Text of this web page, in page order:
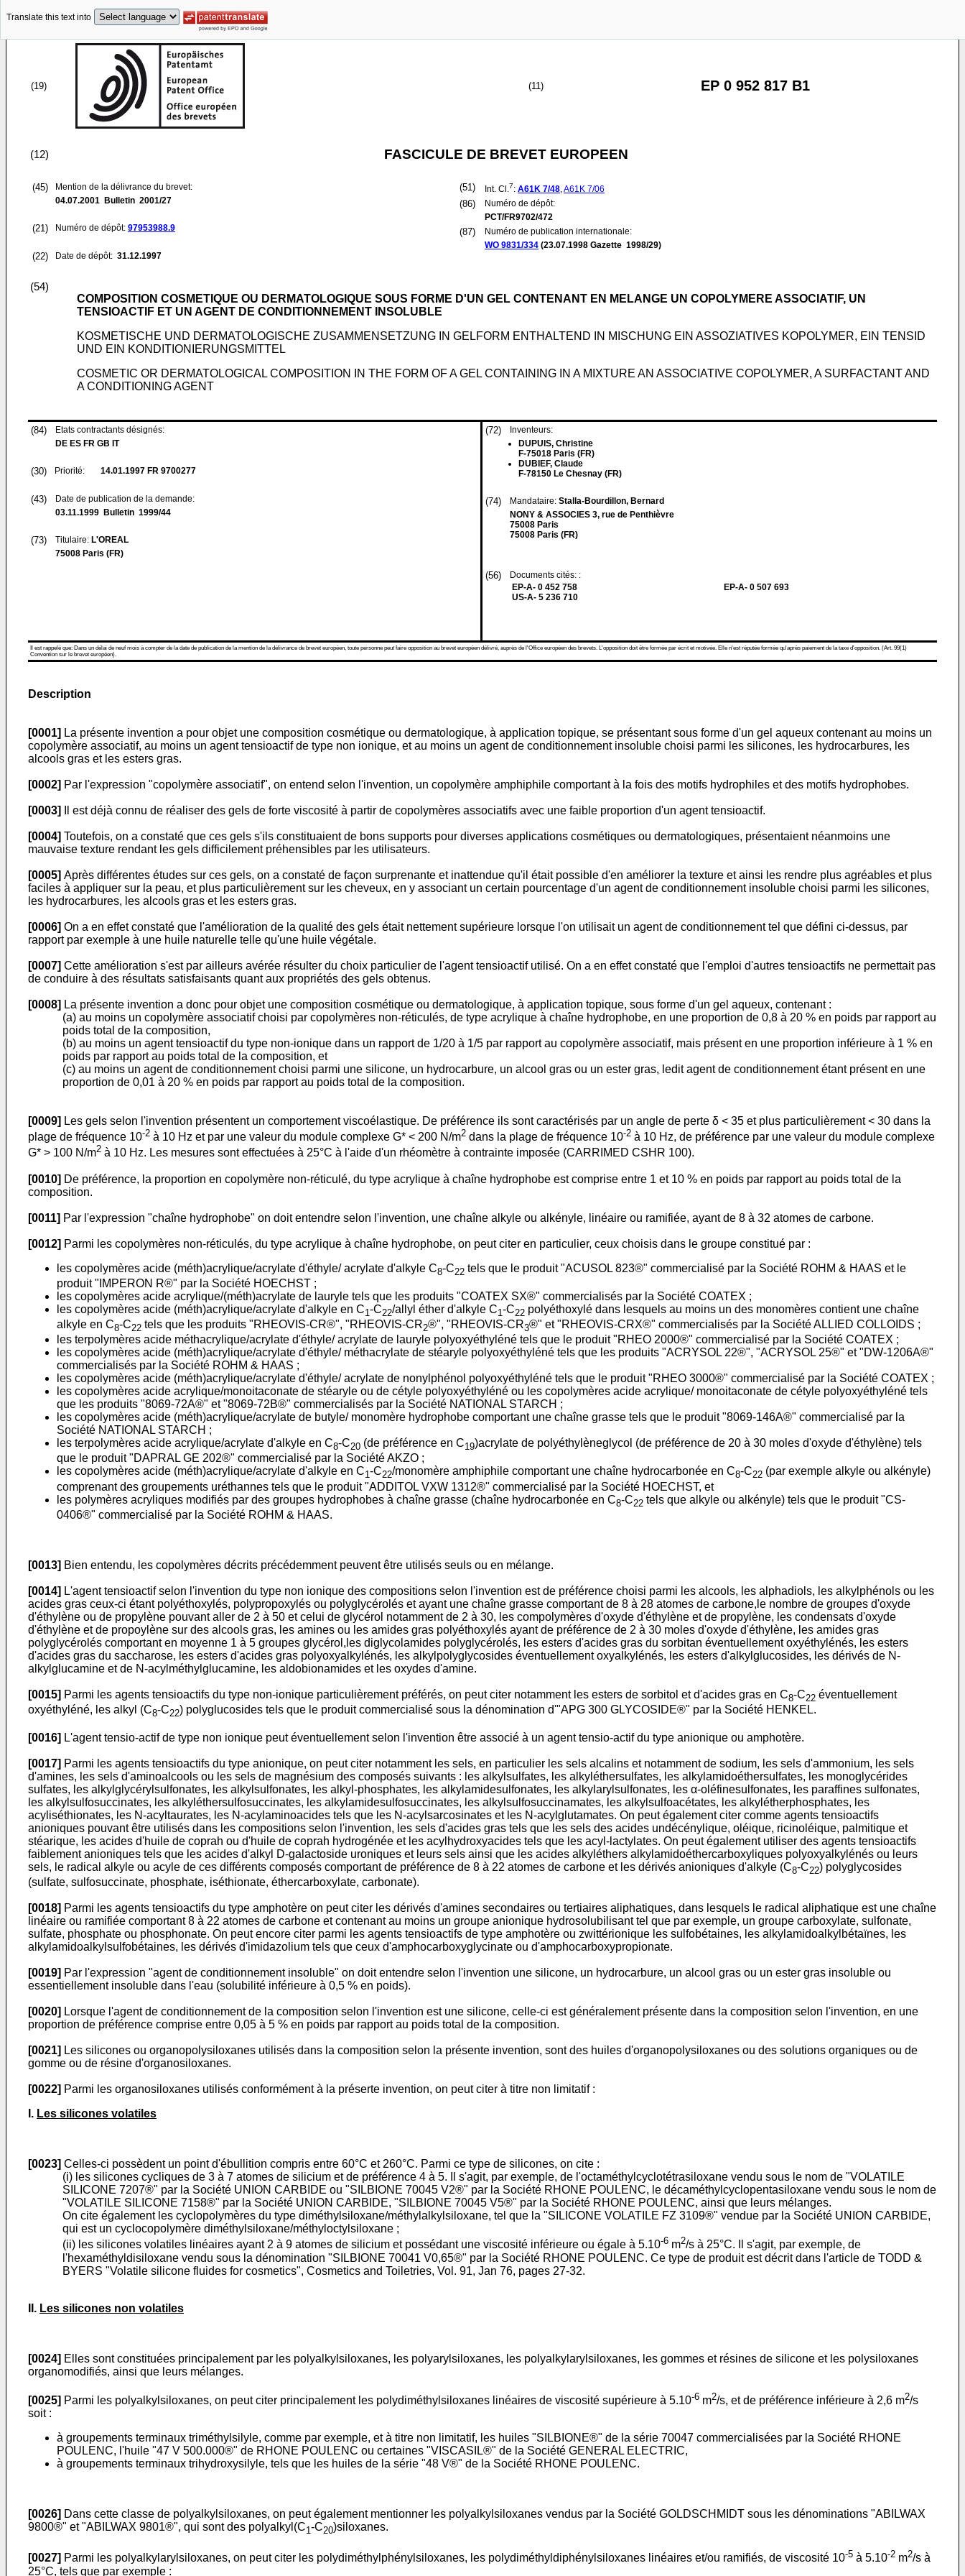
Translate this text into
(19) (11) EP 0 952 817 B1
(12) FASCICULE DE BREVET EUROPEEN
(45)
Mention de la délivrance du brevet:
04.07.2001 Bulletin 2001/27
(21) Numéro de dépôt: 97953988.9
(22) Date de dépôt: 31.12.1997
(51) Int. Cl.7: A61K 7/48,A61K 7/06
(86)
Numéro de dépôt:
PCT/FR9702/472
(87)
Numéro de publication internationale:
WO 9831/334 (23.07.1998 Gazette 1998/29)
(54)
COMPOSITION COSMETIQUE OU DERMATOLOGIQUE SOUS FORME D'UN GEL CONTENANT EN MELANGE UN COPOLYMERE ASSOCIATIF, UN
TENSIOACTIF ET UN AGENT DE CONDITIONNEMENT INSOLUBLE
KOSMETISCHE UND DERMATOLOGISCHE ZUSAMMENSETZUNG IN GELFORM ENTHALTEND IN MISCHUNG EIN ASSOZIATIVES KOPOLYMER, EIN TENSID
UND EIN KONDITIONIERUNGSMITTEL
COSMETIC OR DERMATOLOGICAL COMPOSITION IN THE FORM OF A GEL CONTAINING IN A MIXTURE AN ASSOCIATIVE COPOLYMER, A SURFACTANT AND
A CONDITIONING AGENT
(84)
Etats contractants désignés:
DE ES FR GB IT
(30) Priorité: 14.01.1997 FR 9700277
(43)
Date de publication de la demande:
03.11.1999 Bulletin 1999/44
(73) Titulaire: L'OREAL
75008 Paris (FR)
(72)
Inventeurs:
DUPUIS, Christine
F-75018 Paris (FR)
DUBIEF, Claude
F-78150 Le Chesnay (FR)
(74) Mandataire: Stalla-Bourdillon, Bernard
NONY & ASSOCIES 3, rue de Penthièvre
75008 Paris
75008 Paris (FR)
(56)
Documents cités: :
EP-A- 0 452 758
US-A- 5 236 710
EP-A- 0 507 693
Il est rappelé que: Dans un délai de neuf mois à compter de la date de publication de la mention de la délivrance de brevet européen, toute personne peut faire opposition au brevet européen délivré, auprès de l'Office européen des brevets. L'opposition doit être formée par écrit et motivée. Elle n'est réputée formée qu'après paiement de la taxe d'opposition. (Art. 99(1)
Convention sur le brevet européen).
Description
[0001] La présente invention a pour objet une composition cosmétique ou dermatologique, à application topique, se présentant sous forme d'un gel aqueux contenant au moins un
copolymère associatif, au moins un agent tensioactif de type non ionique, et au moins un agent de conditionnement insoluble choisi parmi les silicones, les hydrocarbures, les
alcools gras et les esters gras.
[0002] Par l'expression "copolymère associatif", on entend selon l'invention, un copolymère amphiphile comportant à la fois des motifs hydrophiles et des motifs hydrophobes.
[0003] Il est déjà connu de réaliser des gels de forte viscosité à partir de copolymères associatifs avec une faible proportion d'un agent tensioactif.
[0004] Toutefois, on a constaté que ces gels s'ils constituaient de bons supports pour diverses applications cosmétiques ou dermatologiques, présentaient néanmoins une
mauvaise texture rendant les gels difficilement préhensibles par les utilisateurs.
[0005] Après différentes études sur ces gels, on a constaté de façon surprenante et inattendue qu'il était possible d'en améliorer la texture et ainsi les rendre plus agréables et plus
faciles à appliquer sur la peau, et plus particulièrement sur les cheveux, en y associant un certain pourcentage d'un agent de conditionnement insoluble choisi parmi les silicones,
les hydrocarbures, les alcools gras et les esters gras.
[0006] On a en effet constaté que l'amélioration de la qualité des gels était nettement supérieure lorsque l'on utilisait un agent de conditionnement tel que défini ci-dessus, par
rapport par exemple à une huile naturelle telle qu'une huile végétale.
[0007] Cette amélioration s'est par ailleurs avérée résulter du choix particulier de l'agent tensioactif utilisé. On a en effet constaté que l'emploi d'autres tensioactifs ne permettait pas
de conduire à des résultats satisfaisants quant aux propriétés des gels obtenus.
[0008] La présente invention a donc pour objet une composition cosmétique ou dermatologique, à application topique, sous forme d'un gel aqueux, contenant :
(a) au moins un copolymère associatif choisi par copolymères non-réticulés, de type acrylique à chaîne hydrophobe, en une proportion de 0,8 à 20 % en poids par rapport au
poids total de la composition,
(b) au moins un agent tensioactif du type non-ionique dans un rapport de 1/20 à 1/5 par rapport au copolymère associatif, mais présent en une proportion inférieure à 1 % en
poids par rapport au poids total de la composition, et
(c) au moins un agent de conditionnement choisi parmi une silicone, un hydrocarbure, un alcool gras ou un ester gras, ledit agent de conditionnement étant présent en une
proportion de 0,01 à 20 % en poids par rapport au poids total de la composition.
[0009] Les gels selon l'invention présentent un comportement viscoélastique. De préférence ils sont caractérisés par un angle de perte δ < 35 et plus particulièrement < 30 dans la
plage de fréquence 10-2 à 10 Hz et par une valeur du module complexe G* < 200 N/m2 dans la plage de fréquence 10-2 à 10 Hz, de préférence par une valeur du module complexe
G* > 100 N/m2 à 10 Hz. Les mesures sont effectuées à 25°C à l'aide d'un rhéomètre à contrainte imposée (CARRIMED CSHR 100).
[0010] De préférence, la proportion en copolymère non-réticulé, du type acrylique à chaîne hydrophobe est comprise entre 1 et 10 % en poids par rapport au poids total de la
composition.
[0011] Par l'expression "chaîne hydrophobe" on doit entendre selon l'invention, une chaîne alkyle ou alkényle, linéaire ou ramifiée, ayant de 8 à 32 atomes de carbone.
[0012] Parmi les copolymères non-réticulés, du type acrylique à chaîne hydrophobe, on peut citer en particulier, ceux choisis dans le groupe constitué par :
les copolymères acide (méth)acrylique/acrylate d'éthyle/ acrylate d'alkyle C8-C22 tels que le produit "ACUSOL 823®" commercialisé par la Société ROHM & HAAS et le
produit "IMPERON R®" par la Société HOECHST ;
les copolymères acide acrylique/(méth)acrylate de lauryle tels que les produits "COATEX SX®" commercialisés par la Société COATEX ;
les copolymères acide (méth)acrylique/acrylate d'alkyle en C1-C22/allyl éther d'alkyle C1-C22 polyéthoxylé dans lesquels au moins un des monomères contient une chaîne
alkyle en C8-C22 tels que les produits "RHEOVIS-CR®", "RHEOVIS-CR2®", "RHEOVIS-CR3®" et "RHEOVIS-CRX®" commercialisés par la Société ALLIED COLLOIDS ;
les terpolymères acide méthacrylique/acrylate d'éthyle/ acrylate de lauryle polyoxyéthyléné tels que le produit "RHEO 2000®" commercialisé par la Société COATEX ;
les copolymères acide (méth)acrylique/acrylate d'éthyle/ méthacrylate de stéaryle polyoxyéthyléné tels que les produits "ACRYSOL 22®", "ACRYSOL 25®" et "DW-1206A®"
commercialisés par la Société ROHM & HAAS ;
les copolymères acide (méth)acrylique/acrylate d'éthyle/ acrylate de nonylphénol polyoxyéthyléné tels que le produit "RHEO 3000®" commercialisé par la Société COATEX ;
les copolymères acide acrylique/monoitaconate de stéaryle ou de cétyle polyoxyéthyléné ou les copolymères acide acrylique/ monoitaconate de cétyle polyoxyéthyléné tels
que les produits "8069-72A®" et "8069-72B®" commercialisés par la Société NATIONAL STARCH ;
les copolymères acide (méth)acrylique/acrylate de butyle/ monomère hydrophobe comportant une chaîne grasse tels que le produit "8069-146A®" commercialisé par la
Société NATIONAL STARCH ;
les terpolymères acide acrylique/acrylate d'alkyle en C8-C20 (de préférence en C19)acrylate de polyéthylèneglycol (de préférence de 20 à 30 moles d'oxyde d'éthylène) tels
que le produit "DAPRAL GE 202®" commercialisé par la Société AKZO ;
les copolymères acide (méth)acrylique/acrylate d'alkyle en C1-C22/monomère amphiphile comportant une chaîne hydrocarbonée en C8-C22 (par exemple alkyle ou alkényle)
comprenant des groupements uréthannes tels que le produit "ADDITOL VXW 1312®" commercialisé par la Société HOECHST, et
les polymères acryliques modifiés par des groupes hydrophobes à chaîne grasse (chaîne hydrocarbonée en C8-C22 tels que alkyle ou alkényle) tels que le produit "CS-
0406®" commercialisé par la Société ROHM & HAAS.
[0013] Bien entendu, les copolymères décrits précédemment peuvent être utilisés seuls ou en mélange.
[0014] L'agent tensioactif selon l'invention du type non ionique des compositions selon l'invention est de préférence choisi parmi les alcools, les alphadiols, les alkylphénols ou les
acides gras ceux-ci étant polyéthoxylés, polypropoxylés ou polyglycérolés et ayant une chaîne grasse comportant de 8 à 28 atomes de carbone,le nombre de groupes d'oxyde
d'éthylène ou de propylène pouvant aller de 2 à 50 et celui de glycérol notamment de 2 à 30, les compolymères d'oxyde d'éthylène et de propylène, les condensats d'oxyde
d'éthylène et de propoylène sur des alcools gras, les amines ou les amides gras polyéthoxylés ayant de préférence de 2 à 30 moles d'oxyde d'éthylène, les amides gras
polyglycérolés comportant en moyenne 1 à 5 groupes glycérol,les diglycolamides polyglycérolés, les esters d'acides gras du sorbitan éventuellement oxyéthylénés, les esters
d'acides gras du saccharose, les esters d'acides gras polyoxyalkylénés, les alkylpolyglycosides éventuellement oxyalkylénés, les esters d'alkylglucosides, les dérivés de N-
alkylglucamine et de N-acylméthylglucamine, les aldobionamides et les oxydes d'amine.
[0015] Parmi les agents tensioactifs du type non-ionique particulièrement préférés, on peut citer notamment les esters de sorbitol et d'acides gras en C8-C22 éventuellement
oxyéthyléné, les alkyl (C8-C22) polyglucosides tels que le produit commercialisé sous la dénomination d'"APG 300 GLYCOSIDE®" par la Société HENKEL.
[0016] L'agent tensio-actif de type non ionique peut éventuellement selon l'invention être associé à un agent tensio-actif du type anionique ou amphotère.
[0017] Parmi les agents tensioactifs du type anionique, on peut citer notamment les sels, en particulier les sels alcalins et notamment de sodium, les sels d'ammonium, les sels
d'amines, les sels d'aminoalcools ou les sels de magnésium des composés suivants : les alkylsulfates, les alkyléthersulfates, les alkylamidoéthersulfates, les monoglycérides
sulfates, les alkylglycérylsulfonates, les alkylsulfonates, les alkyl-phosphates, les alkylamidesulfonates, les alkylarylsulfonates, les α-oléfinesulfonates, les paraffines sulfonates,
les alkylsulfosuccinates, les alkyléthersulfosuccinates, les alkylamidesulfosuccinates, les alkylsulfosuccinamates, les alkylsulfoacétates, les alkylétherphosphates, les
acyliséthionates, les N-acyltaurates, les N-acylaminoacides tels que les N-acylsarcosinates et les N-acylglutamates. On peut également citer comme agents tensioactifs
anioniques pouvant être utilisés dans les compositions selon l'invention, les sels d'acides gras tels que les sels des acides undécénylique, oléique, ricinoléique, palmitique et
stéarique, les acides d'huile de coprah ou d'huile de coprah hydrogénée et les acylhydroxyacides tels que les acyl-lactylates. On peut également utiliser des agents tensioactifs
faiblement anioniques tels que les acides d'alkyl D-galactoside uroniques et leurs sels ainsi que les acides alkyléthers alkylamidoéthercarboxyliques polyoxyalkylénés ou leurs
sels, le radical alkyle ou acyle de ces différents composés comportant de préférence de 8 à 22 atomes de carbone et les dérivés anioniques d'alkyle (C8-C22) polyglycosides
(sulfate, sulfosuccinate, phosphate, iséthionate, éthercarboxylate, carbonate).
[0018] Parmi les agents tensioactifs du type amphotère on peut citer les dérivés d'amines secondaires ou tertiaires aliphatiques, dans lesquels le radical aliphatique est une chaîne
linéaire ou ramifiée comportant 8 à 22 atomes de carbone et contenant au moins un groupe anionique hydrosolubilisant tel que par exemple, un groupe carboxylate, sulfonate,
sulfate, phosphate ou phosphonate. On peut encore citer parmi les agents tensioactifs de type amphotère ou zwittérionique les sulfobétaines, les alkylamidoalkylbétaïnes, les
alkylamidoalkylsulfobétaines, les dérivés d'imidazolium tels que ceux d'amphocarboxyglycinate ou d'amphocarboxypropionate.
[0019] Par l'expression "agent de conditionnement insoluble" on doit entendre selon l'invention une silicone, un hydrocarbure, un alcool gras ou un ester gras insoluble ou
essentiellement insoluble dans l'eau (solubilité inférieure à 0,5 % en poids).
[0020] Lorsque l'agent de conditionnement de la composition selon l'invention est une silicone, celle-ci est généralement présente dans la composition selon l'invention, en une
proportion de préférence comprise entre 0,05 à 5 % en poids par rapport au poids total de la composition.
[0021] Les silicones ou organopolysiloxanes utilisés dans la composition selon la présente invention, sont des huiles d'organopolysiloxanes ou des solutions organiques ou de
gomme ou de résine d'organosiloxanes.
[0022] Parmi les organosiloxanes utilisés conformément à la préserte invention, on peut citer à titre non limitatif :
I. Les silicones volatiles
[0023] Celles-ci possèdent un point d'ébullition compris entre 60°C et 260°C. Parmi ce type de silicones, on cite :
(i) les silicones cycliques de 3 à 7 atomes de silicium et de préférence 4 à 5. Il s'agit, par exemple, de l'octaméthylcyclotétrasiloxane vendu sous le nom de "VOLATILE
SILICONE 7207®" par la Société UNION CARBIDE ou "SILBIONE 70045 V2®" par la Société RHONE POULENC, le décaméthylcyclopentasiloxane vendu sous le nom de
"VOLATILE SILICONE 7158®" par la Société UNION CARBIDE, "SILBIONE 70045 V5®" par la Société RHONE POULENC, ainsi que leurs mélanges.
On cite également les cyclopolymères du type diméthylsiloxane/méthylalkylsiloxane, tel que la "SILICONE VOLATILE FZ 3109®" vendue par la Société UNION CARBIDE,
qui est un cyclocopolymère diméthylsiloxane/méthyloctylsiloxane ;
(ii) les silicones volatiles linéaires ayant 2 à 9 atomes de silicium et possédant une viscosité inférieure ou égale à 5.10-6 m2/s à 25°C. Il s'agit, par exemple, de
l'hexaméthyldisiloxane vendu sous la dénomination "SILBIONE 70041 V0,65®" par la Société RHONE POULENC. Ce type de produit est décrit dans l'article de TODD &
BYERS "Volatile silicone fluides for cosmetics", Cosmetics and Toiletries, Vol. 91, Jan 76, pages 27-32.
II. Les silicones non volatiles
[0024] Elles sont constituées principalement par les polyalkylsiloxanes, les polyarylsiloxanes, les polyalkylarylsiloxanes, les gommes et résines de silicone et les polysiloxanes
organomodifiés, ainsi que leurs mélanges.
[0025] Parmi les polyalkylsiloxanes, on peut citer principalement les polydiméthylsiloxanes linéaires de viscosité supérieure à 5.10-6 m2/s, et de préférence inférieure à 2,6 m2/s
soit :
à groupements terminaux triméthylsilyle, comme par exemple, et à titre non limitatif, les huiles "SILBIONE®" de la série 70047 commercialisées par la Société RHONE
POULENC, l'huile "47 V 500.000®" de RHONE POULENC ou certaines "VISCASIL®" de la Société GENERAL ELECTRIC,
à groupements terminaux trihydroxysilyle, tels que les huiles de la série "48 V®" de la Société RHONE POULENC.
[0026] Dans cette classe de polyalkylsiloxanes, on peut également mentionner les polyalkylsiloxanes vendus par la Société GOLDSCHMIDT sous les dénominations "ABILWAX
9800®" et "ABILWAX 9801®", qui sont des polyalkyl(C1-C20)siloxanes.
[0027] Parmi les polyalkylarylsiloxanes, on peut citer les polydiméthylphénylsiloxanes, les polydiméthyldiphénylsiloxanes linéaires et/ou ramifiés, de viscosité 10-5 à 5.10-2 m2/s à
25°C, tels que par exemple :